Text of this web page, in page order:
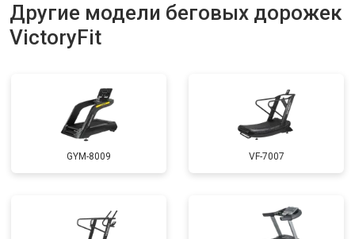
Другие модели беговых дорожек
VictoryFit
GYM-8009 VF-7007